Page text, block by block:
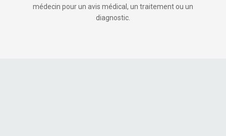
médecin pour un avis médical, un traitement ou un
diagnostic.